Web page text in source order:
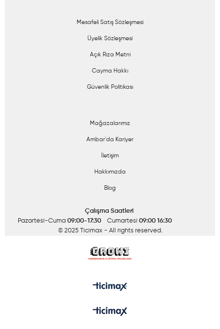
Mesafeli Satış Sözleşmesi
Üyelik Sözleşmesi
Açık Rıza Metni
Cayma Hakkı
Güvenlik Politikası
Mağazalarımız
Ambar'da Kariyer
İletişim
Hakkımızda
Blog
Çalışma Saatleri
Pazartesi-Cuma 09:00-17:30 Cumartesi 09:00 16:30
© 2025 Ticimax - All rights reserved.